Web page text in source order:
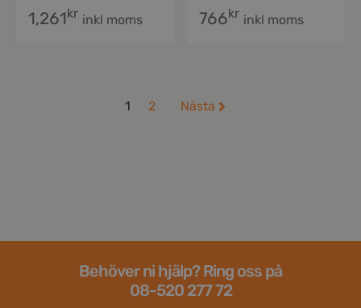
1,261kr inkl moms 766kr inkl moms
1 2 Nästa
Behöver ni hjälp? Ring oss på
08-520 277 72